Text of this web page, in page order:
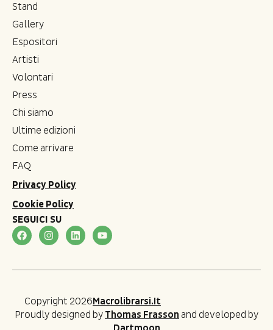
Stand
Gallery
Espositori
Artisti
Volontari
Press
Chi siamo
Ultime edizioni
Come arrivare
FAQ
Privacy Policy
Cookie Policy
SEGUICI SU
Copyright 2026Macrolibrarsi.it
Proudly designed by Thomas Frasson and developed by